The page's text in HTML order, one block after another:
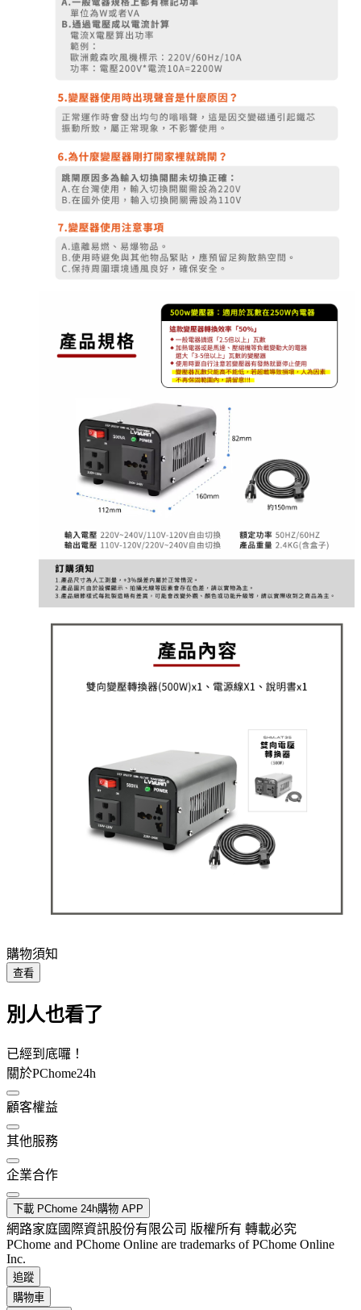
購物須知
查看
別人也看了
已經到底囉！
關於PChome24h
顧客權益
其他服務
企業合作
下載 PChome 24h購物 APP
網路家庭國際資訊股份有限公司 版權所有 轉載必究
PChome and PChome Online are trademarks of PChome Online
Inc.
追蹤
購物車